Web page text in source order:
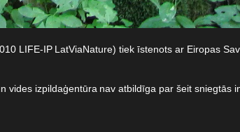
LIFE-IP LatViaNature) tiek īstenots ar Eiropas
izpildaģentūra nav atbildīga par šeit sniegtās